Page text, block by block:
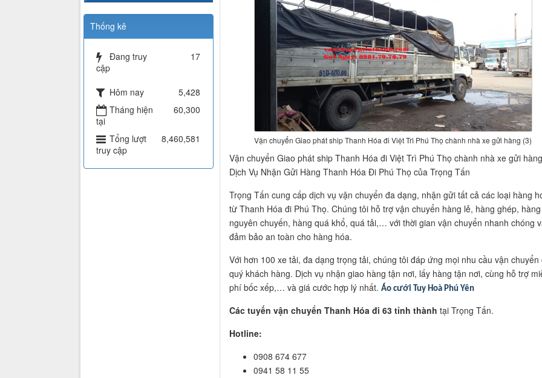
Vận chuyển Giao phát ship Thanh Hóa đi Việt Trì Phú Thọ chành nhà xe gửi hàng (3)
Vận chuyển Giao phát ship Thanh Hóa đi Việt Trì Phú Thọ chành nhà xe gửi hàng
Dịch Vụ Nhận Gửi Hàng Thanh Hóa Đi Phú Thọ của Trọng Tấn
Trọng Tấn cung cấp dịch vụ vận chuyển đa dạng, nhận gửi tất cả các loại hàng
từ Thanh Hóa đi Phú Thọ. Chúng tôi hỗ trợ vận chuyển hàng lẻ, hàng ghép, hàng
nguyên chuyến, hàng quá khổ, quá tải,… với thời gian vận chuyển nhanh chóng
đảm bảo an toàn cho hàng hóa.
Với hơn 100 xe tải, đa dạng trọng tải, chúng tôi đáp ứng mọi nhu cầu vận chuyển
quý khách hàng. Dịch vụ nhận giao hàng tận nơi, lấy hàng tận nơi, cùng hỗ trợ
phí bốc xếp,… và giá cước hợp lý nhất. Áo cưới Tuy Hoà Phú Yên
Các tuyến vận chuyển Thanh Hóa đi 63 tỉnh thành tại Trọng Tấn.
Hotline:
0908 674 677
0941 58 11 55
Thống kê
Đang truy
cập
17
Hôm nay
5,428
Tháng hiện
tại
60,300
Tổng lượt
truy cập
8,460,581